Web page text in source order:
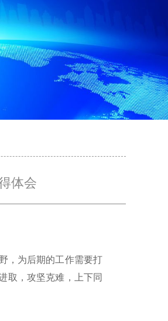
体会
，为后期的工作需要打
取，攻坚克难，上下同